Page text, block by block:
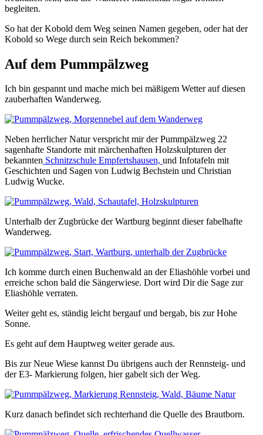
begleiten.
So hat der Kobold dem Weg seinen Namen gegeben, oder hat der
Kobold so Wege durch sein Reich bekommen?
Auf dem Pummpälzweg
Ich bin gespannt und mache mich bei mäßigem Wetter auf diesen
zauberhaften Wanderweg.
Neben herrlicher Natur verspricht mir der Pummpälzweg 22
sagenhafte Standorte mit märchenhaften Holzskulpturen der
bekannten Schnitzschule Empfertshausen, und Infotafeln mit
Geschichten und Sagen von Ludwig Bechstein und Christian
Ludwig Wucke.
Unterhalb der Zugbrücke der Wartburg beginnt dieser fabelhafte
Wanderweg.
Ich komme durch einen Buchenwald an der Eliashöhle vorbei und
erreiche schon bald die Sängerwiese. Dort wird Dir die Sage zur
Eliashöhle verraten.
Weiter geht es, ständig leicht bergauf und bergab, bis zur Hohe
Sonne.
Es geht auf dem Hauptweg weiter gerade aus.
Bis zur Neue Wiese kannst Du übrigens auch der Rennsteig- und
der E3- Markierung folgen, hier gabelt sich der Weg.
Kurz danach befindet sich rechterhand die Quelle des Brautborn.